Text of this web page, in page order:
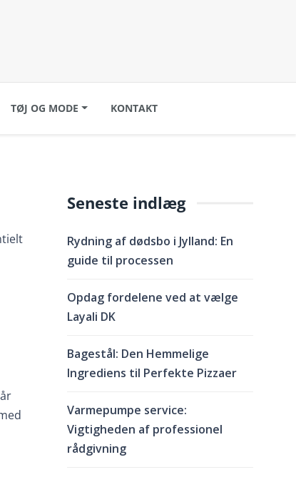
TØJ OG MODE KONTAKT
Seneste indlæg
Rydning af dødsbo i Jylland: En
guide til processen
Opdag fordelene ved at vælge
Layali DK
Bagestål: Den Hemmelige
Ingrediens til Perfekte Pizzaer
Varmepumpe service:
Vigtigheden af professionel
rådgivning